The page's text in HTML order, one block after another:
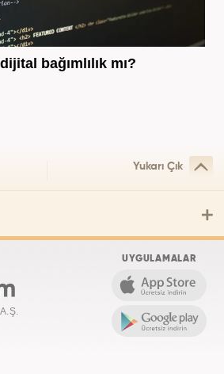
bağımlılık mı?
Yukarı Çık
UYGULAMALAR